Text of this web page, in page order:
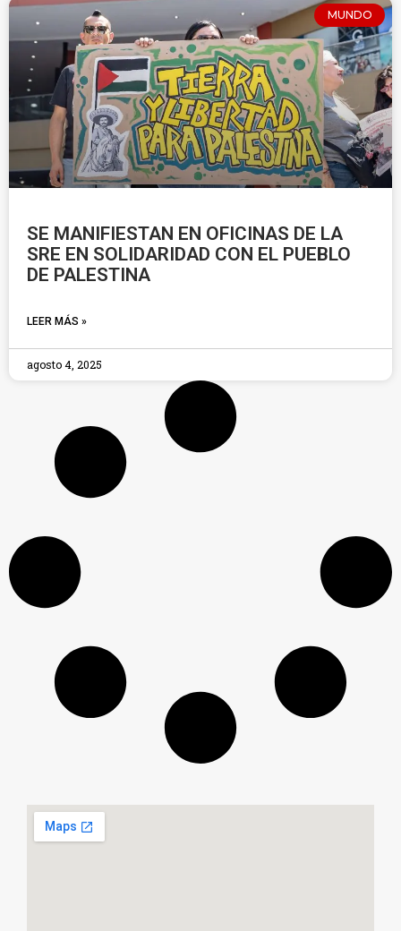
MUNDO
SE MANIFIESTAN EN OFICINAS DE LA
SRE EN SOLIDARIDAD CON EL PUEBLO
DE PALESTINA
LEER MÁS »
agosto 4, 2025